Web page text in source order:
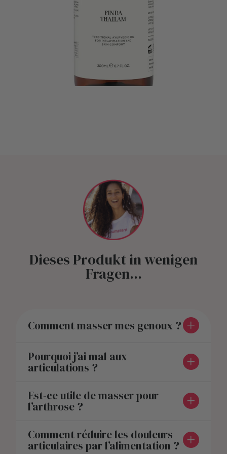
Dieses Produkt in wenigen
Fragen...
Comment masser mes genoux ?
Pourquoi j’ai mal aux
articulations ?
Est-ce utile de masser pour
l’arthrose ?
Comment réduire les douleurs
articulaires par l’alimentation ?